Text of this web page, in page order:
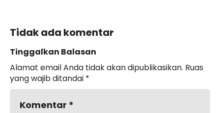
Tidak ada komentar
Tinggalkan Balasan
Alamat email Anda tidak akan dipublikasikan. Ruas
yang wajib ditandai *
Komentar *